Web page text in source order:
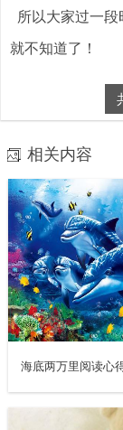
所以大家过一
就不知道了！
相关内容
海底两万里阅读心